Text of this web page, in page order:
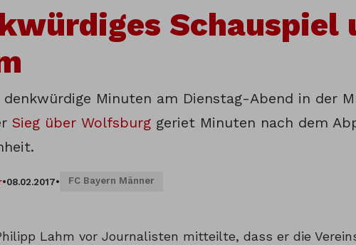
Schauspiel
denkwürdige Minuten am Dienstag-Abend in der
Sieg über Wolfsburg geriet Minuten nach dem
•08.02.2017• FC Bayern Männer
Lahm vor Journalisten mitteilte, dass er die